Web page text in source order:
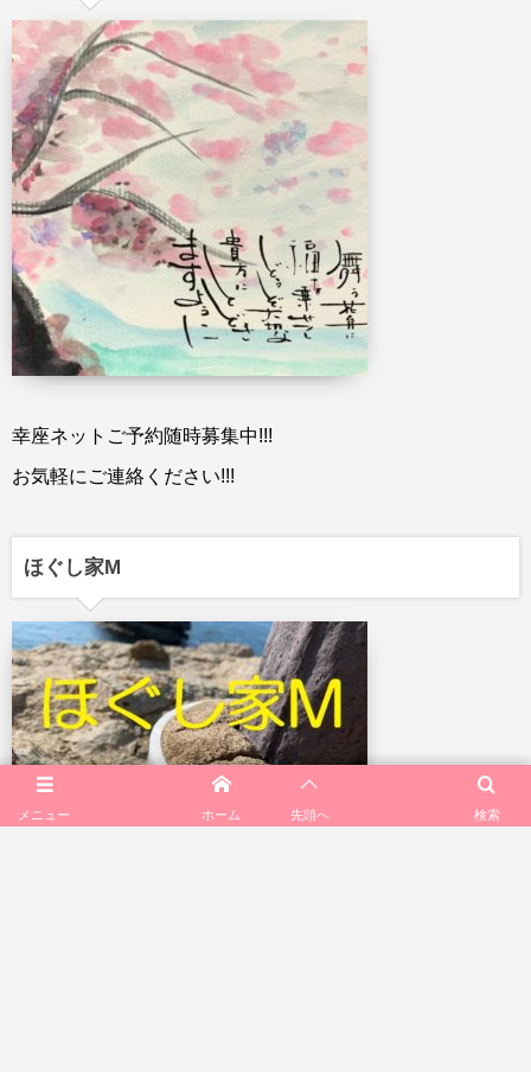
幸座ネットご予約随時募集中!!!
お気軽にご連絡ください!!!
ほぐし家M
メニュー 検索
ホーム 先頭へ